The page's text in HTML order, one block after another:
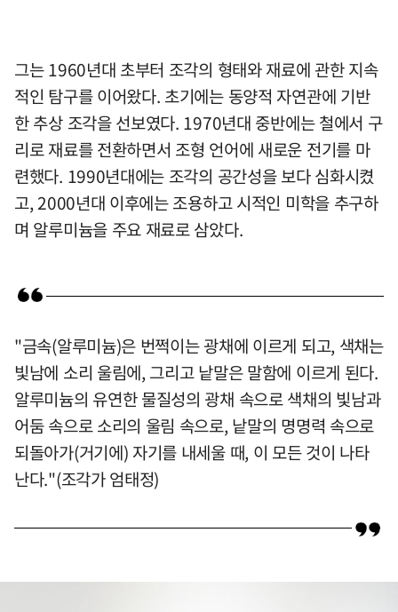
그는 1960년대 초부터 조각의 형태와 재료에 관한 지속
적인 탐구를 이어왔다. 초기에는 동양적 자연관에 기반
한 추상 조각을 선보였다. 1970년대 중반에는 철에서 구
리로 재료를 전환하면서 조형 언어에 새로운 전기를 마
련했다. 1990년대에는 조각의 공간성을 보다 심화시켰
고, 2000년대 이후에는 조용하고 시적인 미학을 추구하
며 알루미늄을 주요 재료로 삼았다.
"금속(알루미늄)은 번쩍이는 광채에 이르게 되고, 색채는
빛남에 소리 울림에, 그리고 낱말은 말함에 이르게 된다.
알루미늄의 유연한 물질성의 광채 속으로 색채의 빛남과
어둠 속으로 소리의 울림 속으로, 낱말의 명명력 속으로
되돌아가(거기에) 자기를 내세울 때, 이 모든 것이 나타
난다."(조각가 엄태정)